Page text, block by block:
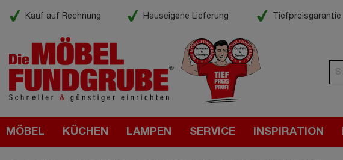
Kauf auf Rechnung Hauseigene Lieferung Tiefpreisgarantie
MÖBEL KÜCHEN LAMPEN SERVICE INSPIRATION